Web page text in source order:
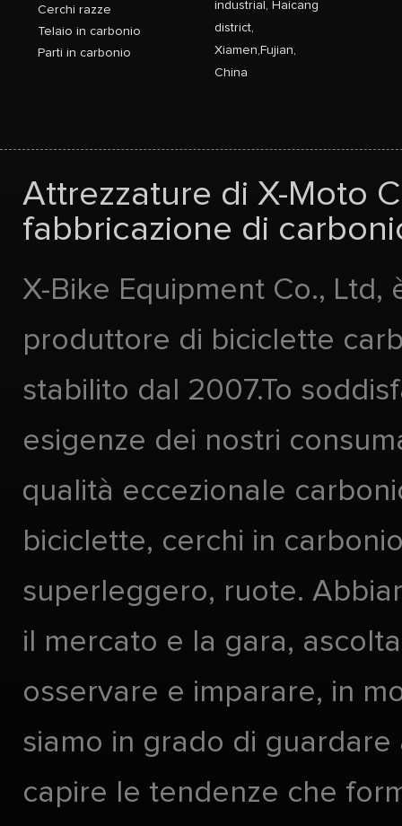
Cerchi razze
Telaio in carbonio
Parti in carbonio
industrial, Haicang
district,
Xiamen,Fujian,
China
Attrezzature di X-Moto
fabbricazione di
X-Bike Equipment Co., Ltd,
produttore di biciclette
stabilito dal 2007.To
esigenze dei nostri
qualità eccezionale
biciclette, cerchi in
superleggero, ruote.
il mercato e la gara,
osservare e imparare, in
siamo in grado di guardare
capire le tendenze che